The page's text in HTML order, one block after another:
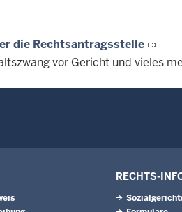
die Rechtsantragsstelle
vor Gericht und vieles
RECHTS-